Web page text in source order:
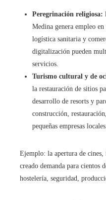
Peregrinación religiosa:
Medina genera empleo
logística sanitaria y
digitalización pueden
servicios.
Turismo cultural y de
la restauración de sitios
desarrollo de resorts y
construcción,
pequeñas empresas
Ejemplo: la apertura de
creado demanda para cientos
hostelería, seguridad,